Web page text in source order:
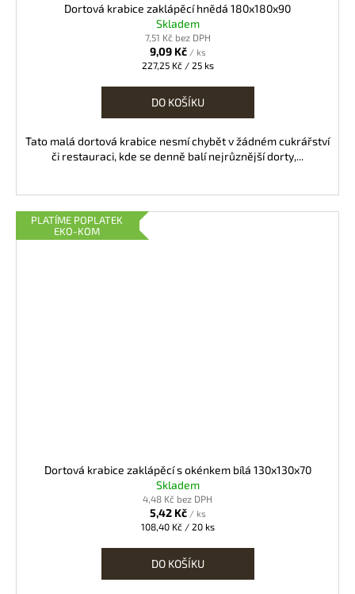
Dortová krabice zaklápěcí hnědá 180x180x90
Skladem
7,51 Kč bez DPH
9,09 Kč / ks
Měrná
227,25 Kč / 25 ks
DO KOŠÍKU
Tato malá dortová krabice nesmí chybět v žádném cukrářství
či restauraci, kde se denně balí nejrůznější dorty,...
PLATÍME POPLATEK
EKO-KOM
Dortová krabice zaklápěcí s okénkem bílá 130x130x70
Skladem
4,48 Kč bez DPH
5,42 Kč / ks
Měrná
108,40 Kč / 20 ks
DO KOŠÍKU